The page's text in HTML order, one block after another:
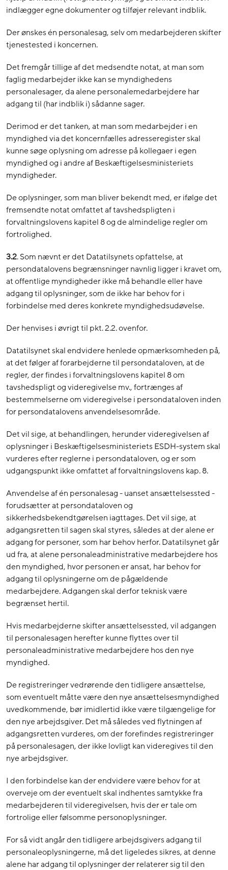
indlægger egne dokumenter og tilføjer relevant indblik.
Der ønskes én personalesag, selv om medarbejderen skifter
tjenestested i koncernen.
Det fremgår tillige af det medsendte notat, at man som
faglig medarbejder ikke kan se myndighedens
personalesager, da alene personalemedarbejdere har
adgang til (har indblik i) sådanne sager.
Derimod er det tanken, at man som medarbejder i en
myndighed via det koncernfælles adresseregister skal
kunne søge oplysning om adresse på kollegaer i egen
myndighed og i andre af Beskæftigelsesministeriets
myndigheder.
De oplysninger, som man bliver bekendt med, er ifølge det
fremsendte notat omfattet af tavshedspligten i
forvaltningslovens kapitel 8 og de almindelige regler om
fortrolighed.
3.2. Som nævnt er det Datatilsynets opfattelse, at
persondatalovens begrænsninger navnlig ligger i kravet om,
at offentlige myndigheder ikke må behandle eller have
adgang til oplysninger, som de ikke har behov for i
forbindelse med deres konkrete myndighedsudøvelse.
Der henvises i øvrigt til pkt. 2.2. ovenfor.
Datatilsynet skal endvidere henlede opmærksomheden på,
at det følger af forarbejderne til persondataloven, at de
regler, der findes i forvaltningslovens kapitel 8 om
tavshedspligt og videregivelse mv., fortrænges af
bestemmelserne om videregivelse i persondataloven inden
for persondatalovens anvendelsesområde.
Det vil sige, at behandlingen, herunder videregivelsen af
oplysninger i Beskæftigelsesministeriets ESDH-system skal
vurderes efter reglerne i persondataloven, og er som
udgangspunkt ikke omfattet af forvaltningslovens kap. 8.
Anvendelse af én personalesag - uanset ansættelsessted -
forudsætter at persondataloven og
sikkerhedsbekendtgørelsen iagttages. Det vil sige, at
adgangsretten til sagen skal styres, således at der alene er
adgang for personer, som har behov herfor. Datatilsynet går
ud fra, at alene personaleadministrative medarbejdere hos
den myndighed, hvor personen er ansat, har behov for
adgang til oplysningerne om de pågældende
medarbejdere. Adgangen skal derfor teknisk være
begrænset hertil.
Hvis medarbejderne skifter ansættelsessted, vil adgangen
til personalesagen herefter kunne flyttes over til
personaleadministrative medarbejdere hos den nye
myndighed.
De registreringer vedrørende den tidligere ansættelse,
som eventuelt måtte være den nye ansættelsesmyndighed
uvedkommende, bør imidlertid ikke være tilgængelige for
den nye arbejdsgiver. Det må således ved flytningen af
adgangsretten vurderes, om der forefindes registreringer
på personalesagen, der ikke lovligt kan videregives til den
nye arbejdsgiver.
I den forbindelse kan der endvidere være behov for at
overveje om der eventuelt skal indhentes samtykke fra
medarbejderen til videregivelsen, hvis der er tale om
fortrolige eller følsomme personoplysninger.
For så vidt angår den tidligere arbejdsgivers adgang til
personaleoplysningerne, må det ligeledes sikres, at denne
alene har adgang til oplysninger der relaterer sig til den